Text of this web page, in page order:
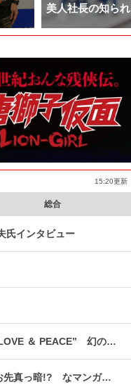
美人社長の知ら
15:20更新
総合
氏インタビュー
福島第一原発事故20km地域の”LOVE ＆ PEACE” 幻のコミューン「獏原人村」の現在
１０年連続でマイナス成長!! お先真っ暗!? なマンガ産業研究